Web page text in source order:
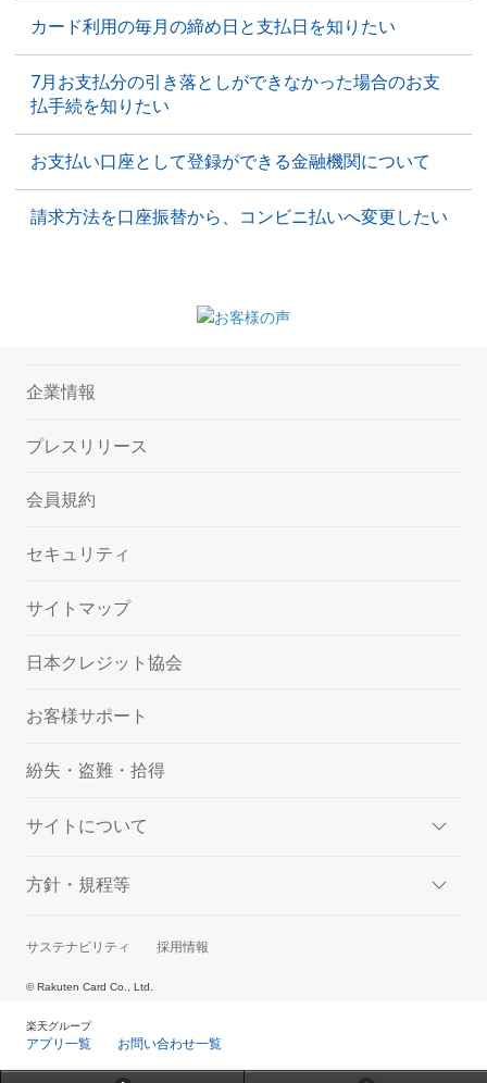
カード利用の毎月の締め日と支払日を知りたい
7月お支払分の引き落としができなかった場合のお支
払手続を知りたい
お支払い口座として登録ができる金融機関について
請求方法を口座振替から、コンビニ払いへ変更したい
企業情報
プレスリリース
会員規約
セキュリティ
サイトマップ
日本クレジット協会
お客様サポート
紛失・盗難・拾得
サイトについて
方針・規程等
サステナビリティ 採用情報
© Rakuten Card Co., Ltd.
楽天グループ
アプリ一覧 お問い合わせ一覧